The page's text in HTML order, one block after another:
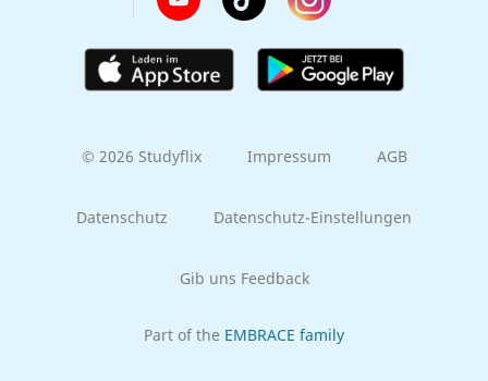
© 2026 Studyflix Impressum AGB
Datenschutz Datenschutz-Einstellungen
Gib uns Feedback
Part of the EMBRACE family